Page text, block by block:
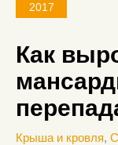
2017
Как
Крыша и кровля,